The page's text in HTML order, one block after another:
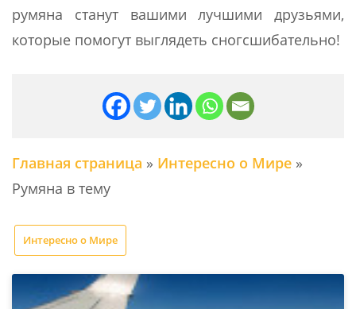
румяна станут вашими лучшими друзьями,
которые помогут выглядеть сногсшибательно!
Главная страница » Интересно о Мире »
Румяна в тему
Интересно о Мире